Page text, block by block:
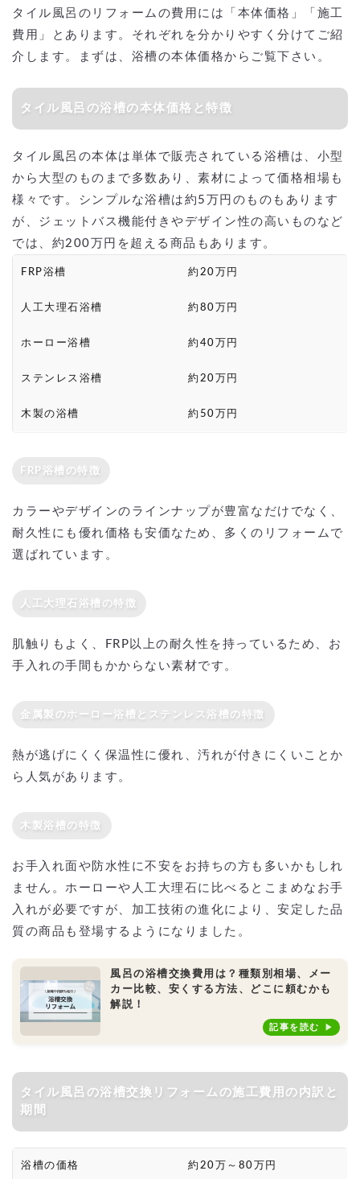
タイル風呂のリフォームの費用には「本体価格」「施工
費用」とあります。それぞれを分かりやすく分けてご紹
介します。まずは、浴槽の本体価格からご覧下さい。
タイル風呂の浴槽の本体価格と特徴
タイル風呂の本体は単体で販売されている浴槽は、小型
から大型のものまで多数あり、素材によって価格相場も
様々です。シンプルな浴槽は約5万円のものもあります
が、ジェットバス機能付きやデザイン性の高いものなど
では、約200万円を超える商品もあります。
FRP浴槽 約20万円
人工大理石浴槽 約80万円
ホーロー浴槽 約40万円
ステンレス浴槽 約20万円
木製の浴槽 約50万円
FRP浴槽の特徴
カラーやデザインのラインナップが豊富なだけでなく、
耐久性にも優れ価格も安価なため、多くのリフォームで
選ばれています。
人工大理石浴槽の特徴
肌触りもよく、FRP以上の耐久性を持っているため、お
手入れの手間もかからない素材です。
金属製のホーロー浴槽とステンレス浴槽の特徴
熱が逃げにくく保温性に優れ、汚れが付きにくいことか
ら人気があります。
木製浴槽の特徴
お手入れ面や防水性に不安をお持ちの方も多いかもしれ
ません。ホーローや人工大理石に比べるとこまめなお手
入れが必要ですが、加工技術の進化により、安定した品
質の商品も登場するようになりました。
風呂の浴槽交換費用は？種類別相場、メー
カー比較、安くする方法、どこに頼むかも
解説！
記事を読む
タイル風呂の浴槽交換リフォームの施工費用の内訳と
期間
浴槽の価格 約20万～80万円